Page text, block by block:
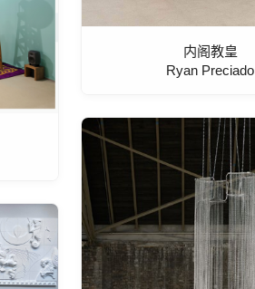
内阁教皇
Ryan Preciado